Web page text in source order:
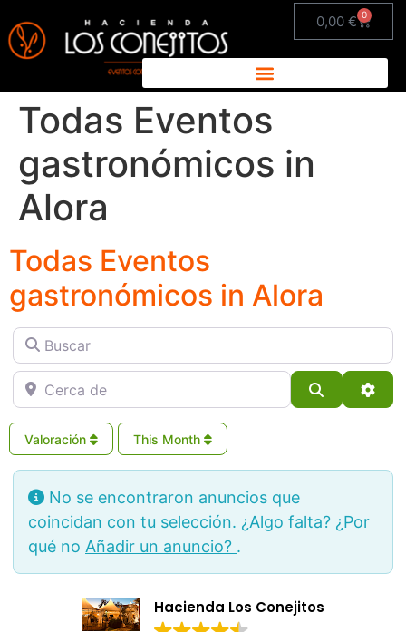
0,00€ 0
Todas Eventos
gastronómicos in
Alora
Todas Eventos
gastronómicos in Alora
Buscar
Cerca de
Buscar
Valoración This Month
No se encontraron anuncios que
coincidan con tu selección. ¿Algo falta? ¿Por
qué no Añadir un anuncio? .
Hacienda Los Conejitos